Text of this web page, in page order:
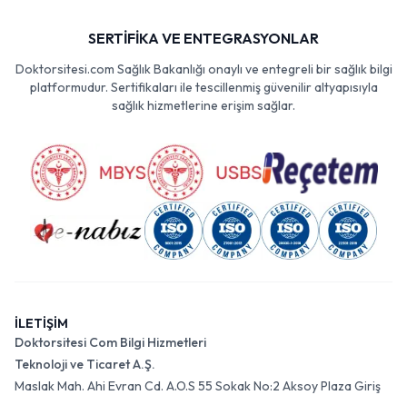
SERTİFİKA VE ENTEGRASYONLAR
Doktorsitesi.com Sağlık Bakanlığı onaylı ve entegreli bir sağlık bilgi
platformudur. Sertifikaları ile tescillenmiş güvenilir altyapısıyla
sağlık hizmetlerine erişim sağlar.
İLETİŞİM
Doktorsitesi Com Bilgi Hizmetleri
Teknoloji ve Ticaret A.Ş.
Maslak Mah. Ahi Evran Cd. A.O.S 55 Sokak No:2 Aksoy Plaza Giriş